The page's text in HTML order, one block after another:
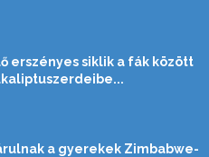
erszényes siklik a fák között
a gyerekek Zimbabwe-